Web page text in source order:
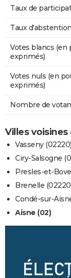
Taux de
Taux d'abstention
Votes blancs (en
exprimés)
Votes nuls (en
exprimés)
Nombre de
Villes
Vasseny (02220)
Ciry-Salsogne
Presles-et-
Brenelle
Condé-sur-
Aisne (02)